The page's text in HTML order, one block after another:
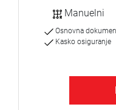
Manuelni
Osnovna
Kasko osiguranje